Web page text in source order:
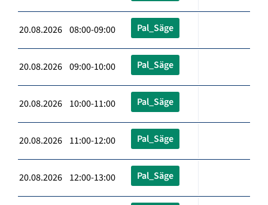
20.08.2026 08:00-09:00 Pal_Säge
20.08.2026 09:00-10:00 Pal_Säge
20.08.2026 10:00-11:00 Pal_Säge
20.08.2026 11:00-12:00 Pal_Säge
20.08.2026 12:00-13:00 Pal_Säge